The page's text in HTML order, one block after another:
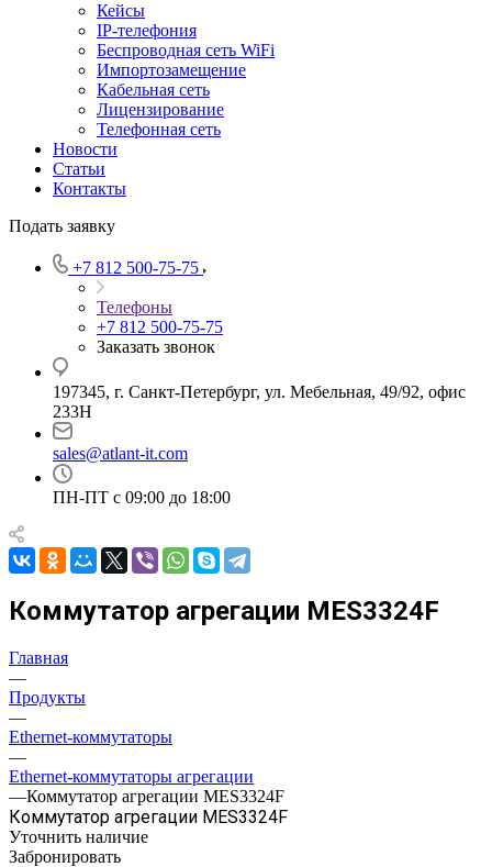
Кейсы
IP-телефония
Беспроводная сеть WiFi
Импортозамещение
Кабельная сеть
Лицензирование
Телефонная сеть
Новости
Статьи
Контакты
Подать заявку
+7 812 500-75-75
Телефоны
+7 812 500-75-75
Заказать звонок
197345, г. Санкт-Петербург, ул. Мебельная, 49/92, офис
233Н
sales@atlant-it.com
ПН-ПТ с 09:00 до 18:00
Коммутатор агрегации MES3324F
Главная
—
Продукты
—
Ethernet-коммутаторы
—
Ethernet-коммутаторы агрегации
—Коммутатор агрегации MES3324F
Коммутатор агрегации MES3324F
Уточнить наличие
Забронировать